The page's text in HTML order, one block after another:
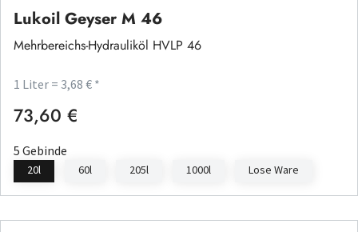
Lukoil Geyser M 46
Mehrbereichs-Hydrauliköl HVLP 46
1 Liter = 3,68 € *
Regulärer Preis:
73,60 €
5 Gebinde
20l 60l 205l 1000l Lose Ware